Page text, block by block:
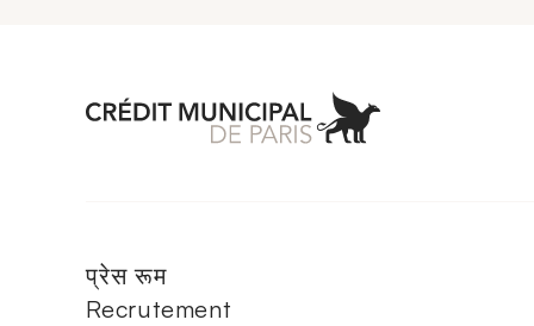
Aller à l'accueil
प्रेस रूम
Recrutement